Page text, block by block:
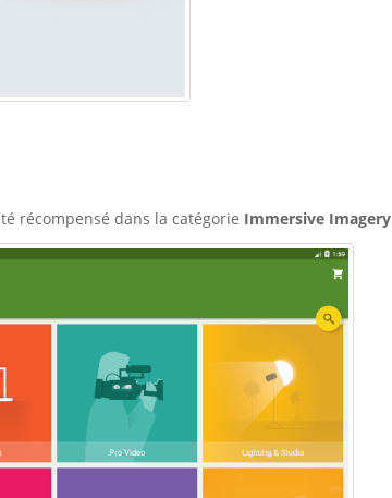
récompensé dans la catégorie Immersive Imagery